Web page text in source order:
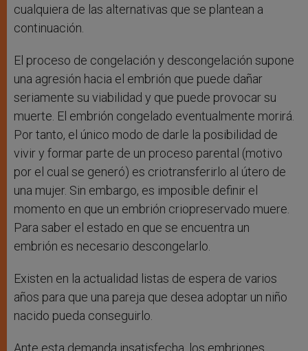
cualquiera de las alternativas que se plantean a
continuación.
El proceso de congelación y descongelación supone
una agresión hacia el embrión que puede dañar
seriamente su viabilidad y que puede provocar su
muerte. El embrión congelado eventualmente morirá.
Por tanto, el único modo de darle la posibilidad de
vivir y formar parte de un proceso parental (motivo
por el cual se generó) es criotransferirlo al útero de
una mujer. Sin embargo, es imposible definir el
momento en que un embrión criopreservado muere.
Para saber el estado en que se encuentra un
embrión es necesario descongelarlo.
Existen en la actualidad listas de espera de varios
años para que una pareja que desea adoptar un niño
nacido pueda conseguirlo.
Ante esta demanda insatisfecha, los embriones